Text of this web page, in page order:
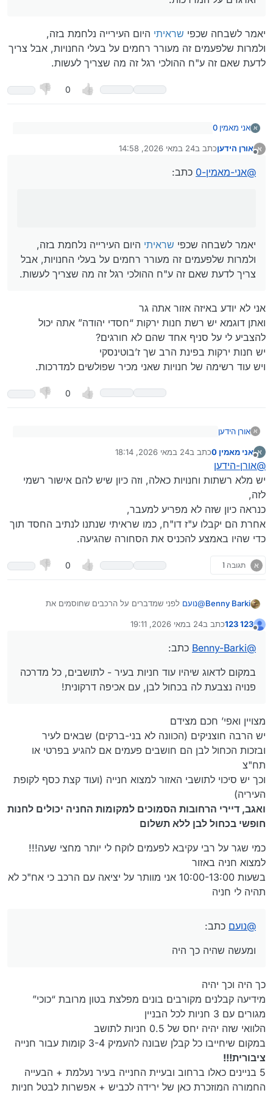
יאמר לשבחה שכפי שראיתי היום העירייה נלחמת בזה,
ולמרות שלפעמים זה מעורר רחמים על בעלי החנויות, אבל צריך
לדעת שאם זה ע"ח ההולכי רגל זה מה שצריך לעשות.
0
א אני מאמין 0
וארגזים על המדרכות.
ולמרות שלפעמים זה מעורר רחמים על בעלי החנויות, אבל
א אורן הידעןכתב ב24 במאי 2026, 14:58
נערך לאחרונה על ידי
@אני-מאמין-0 כתב:
יאמר לשבחה שכפי שראיתי היום העירייה נלחמת בזה,
ולמרות שלפעמים זה מעורר רחמים על בעלי החנויות, אבל
צריך לדעת שאם זה ע"ח ההולכי רגל זה מה שצריך לעשות.
אני לא יודע באיזה אזור אתה גר
ואתן דוגמא יש רשת חנות ירקות “חסדי יהודה” אתה יכול
להצביע לי על סניף אחד שהם לא חורגים?
יש חנות ירקות בפינת הרב שך ז’בוטינסקי
ויש עוד רשימה של חנויות שאני מכיר שפולשים למדרכות.
0
א אורן הידען
סחורה וארגזים על המדרכות.
יאמר לשבחה שכפישראיתיהיום העירייה נלחמת בזה,
אבל צריך לדעת שאם זה ע"ח ההולכי רגל זה מה שצריך
אני לא יודע באיזה אזור אתה גר
ואתן דוגמא יש רשת חנות ירקות “חסדי יהודה” אתה יכול
להצביע לי על סניף אחד שהם לא חורגים?
ויש עוד רשימה של חנויות שאני מכיר שפולשים למדרכות.
א אני מאמין 0 כתב ב24 במאי 2026, 18:14
נערך לאחרונה על ידי
@אורן-הידען
יש מלא רשתות וחנויות כאלה, וזה כיון שיש להם אישור רשמי
לזה,
כנראה כיון שזה לא מפריע למעבר,
אחרת הם יקבלו ע"ז דו"ח, כמו שראיתי שנתנו לנתיב החסד תוך
כדי שהיו באמצע להכניס את הסחורה שהגיעה.
א תגובה 1 0
Benny Barki
@נועם לפני שמדברים על הרכבים שחוסמים את
רחבי העיר…מה שכנראה גורם לתופעה המדוברת.
פנויה נצבעת לה בכחול לבן, עם אכיפה דרקונית!
הופכת את כל העיר לתעשיית ‘כחול לבן’…
ואשר על כן נצא בקריאה לראש העיר:זייברט! החזר את
123 123 כתב ב24 במאי 2026, 19:11
נערך לאחרונה על ידי
@
Benny-Barki כתב:
במקום לדאוג שיהיו עוד חניות בעיר - לתושבים, כל מדרכה
פנויה נצבעת לה בכחול לבן, עם אכיפה דרקונית!
מצויין ואפי’ חכם מצידם
יש הרבה חוצניקים (הכוונה לא בני-ברקים) שבאים לעיר
ובזכות הכחול לבן הם חושבים פעמים אם להגיע בפרטי או
תח"צ
וכך יש סיכוי לתושבי האזור למצוא חנייה (ועוד קצת כסף לקופת
העיריה)
ואגב, דיירי הרחובות הסמוכים למקומות החניה יכולים לחנות
חופשי בכחול לבן ללא תשלום
כמי שגר על רבי עקיבא לפעמים לוקח לי יותר מחצי שעה!!!
למצוא חניה באזור
בשעות 10:00-13:00 אני מוותר על יציאה עם הרכב כי אח"כ לא
תהיה לי חניה
@נועם כתב:
ומעשה שהיה כך היה
כך היה וכך יהיה
מידיעה קבלנים מקורבים בונים מפלצת בטון מרובת “כוכי”
מגורים עם 3 חניות לכל הבניין
הלוואי שזה יהיה יחס של 0.5 חניות לתושב
במקום שיחייבו כל קבלן שבונה להעמיק 3-4 קומות עבור חנייה
ציבורית!!!
5 בניינים כאלו ברחוב ובעיית החנייה בעיר נעלמת + הבעייה
החמורה המוזכרת כאן של ירידה לכביש + אפשרות לבטל חניות